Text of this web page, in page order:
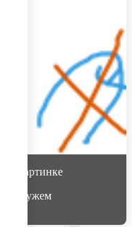
картинке
замужем